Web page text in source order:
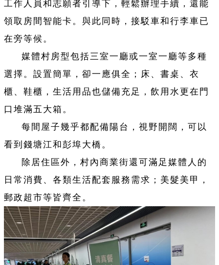
工作人員和志願者引導下，輕鬆辦理手續，還能
領取房間智能卡。與此同時，接駁車和行李車已
在旁等候。
媒體村房型包括三室一廳或一室一廳等多種
選擇。設置簡單，卻一應俱全；床、書桌、衣
櫃、鞋櫃，生活用品也儲備充足，飲用水更在門
口堆滿五大箱。
每間屋子幾乎都配備陽台，視野開闊，可以
看到錢塘江和彭埠大橋。
除居住區外，村內商業街還可滿足媒體人的
日常消費、各類生活配套服務需求；美髮美甲，
郵政超市等皆齊全。